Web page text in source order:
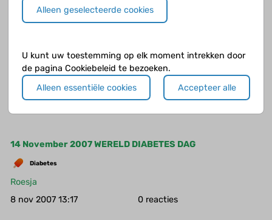
21 nov 2007 12:35
0
Diabetes
Aantal kinderen en jongeren met type 2 stijgt in Amerika
Roesja
Diabetes
14 November 2007 WERELD DIABETES DAG
Roesja
8 nov 2007 13:17
0
Alleen geselecteerde cookies
U kunt uw toestemming op elk moment intrekken door
de pagina Cookiebeleid te bezoeken.
Alleen essentiële cookies
Accepteer alle